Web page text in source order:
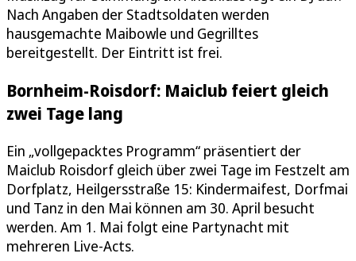
Nach Angaben der Stadtsoldaten werden
hausgemachte Maibowle und Gegrilltes
bereitgestellt. Der Eintritt ist frei.
Bornheim-Roisdorf: Maiclub feiert gleich
zwei Tage lang
Ein „vollgepacktes Programm“ präsentiert der
Maiclub Roisdorf gleich über zwei Tage im Festzelt am
Dorfplatz, Heilgersstraße 15: Kindermaifest, Dorfmai
und Tanz in den Mai können am 30. April besucht
werden. Am 1. Mai folgt eine Partynacht mit
mehreren Live-Acts.